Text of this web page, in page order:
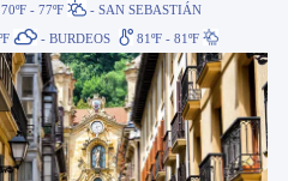
70ºF - 77ºF
- SAN SEBASTIÁN
- BURDEOS 81ºF - 81ºF